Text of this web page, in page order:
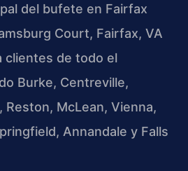
del bufete en Fairfax
Court, Fairfax, VA
clientes de todo el
Burke, Centreville,
Reston, McLean, Vienna,
Annandale y Falls